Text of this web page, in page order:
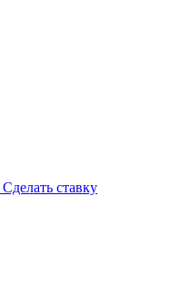
Сделать ставку